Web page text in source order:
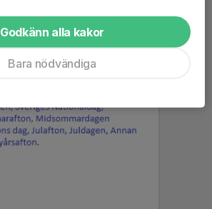
Godkänn alla kakor
Bara nödvändiga